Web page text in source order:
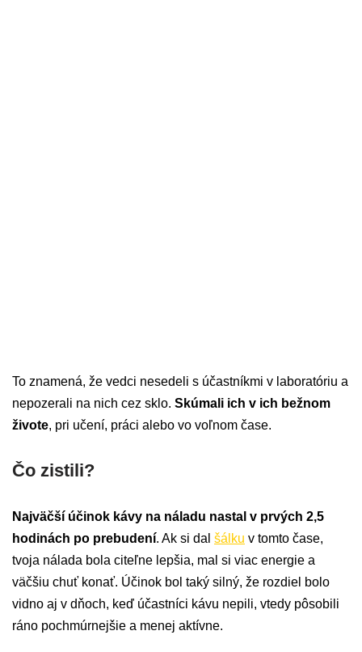
To znamená, že vedci nesedeli s účastníkmi v laboratóriu a
nepozerali na nich cez sklo. Skúmali ich v ich bežnom
živote, pri učení, práci alebo vo voľnom čase.
Čo zistili?
Najväčší účinok kávy na náladu nastal v prvých 2,5
hodinách po prebudení. Ak si dal šálku v tomto čase,
tvoja nálada bola citeľne lepšia, mal si viac energie a
väčšiu chuť konať. Účinok bol taký silný, že rozdiel bolo
vidno aj v dňoch, keď účastníci kávu nepili, vtedy pôsobili
ráno pochmúrnejšie a menej aktívne.